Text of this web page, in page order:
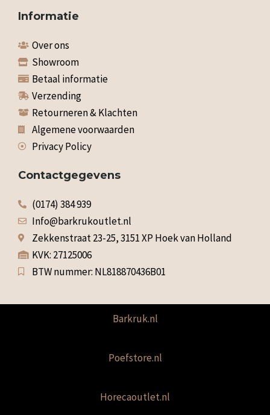
Informatie
Over ons
Showroom
Betaal informatie
Verzending
Retourneren & Klachten
Algemene voorwaarden
Privacy Policy
Contactgegevens
(0174) 384 939
Info@barkrukoutlet.nl
Zekkenstraat 23-25, 3151 XP Hoek van Holland
KVK: 27125006
BTW nummer: NL818870436B01
Barkruk.nl
Poefstore.nl
Horecaoutlet.nl